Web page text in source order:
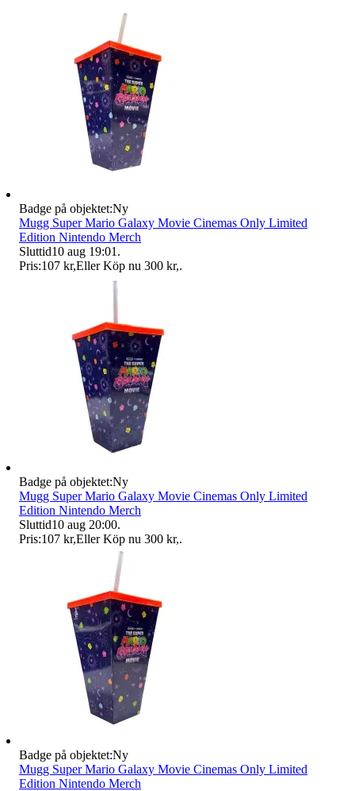
Badge på objektet:Ny
Mugg Super Mario Galaxy Movie Cinemas Only Limited
Edition Nintendo Merch
Sluttid10 aug 19:01 .
Pris:107 kr,Eller Köp nu 300 kr,.
Badge på objektet:Ny
Mugg Super Mario Galaxy Movie Cinemas Only Limited
Edition Nintendo Merch
Sluttid10 aug 20:00.
Pris:107 kr,Eller Köp nu 300 kr,.
Badge på objektet:Ny
Mugg Super Mario Galaxy Movie Cinemas Only Limited
Edition Nintendo Merch